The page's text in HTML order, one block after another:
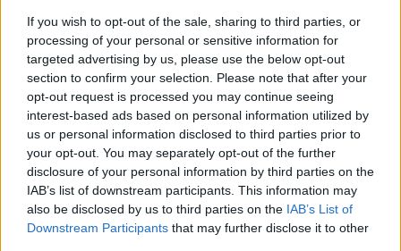
If you wish to opt-out of the sale, sharing to third parties, or
processing of your personal or sensitive information for
targeted advertising by us, please use the below opt-out
section to confirm your selection. Please note that after your
opt-out request is processed you may continue seeing
interest-based ads based on personal information utilized by
us or personal information disclosed to third parties prior to
your opt-out. You may separately opt-out of the further
disclosure of your personal information by third parties on the
IAB’s list of downstream participants. This information may
also be disclosed by us to third parties on the IAB’s List of
Downstream Participants that may further disclose it to other
pericolosi
31/12/2009
La Jihad on line crea pericolosi
terroristi
18/10/2009